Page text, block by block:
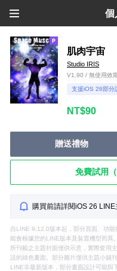
個
肌肉宇宙
Studio IRIS
V1.90 / 無使用效
支援iOS 26部分
NT$90
贈送禮物
免費試用
購買前請詳閱iOS 26 LINE
自LINE 9.12.0版本起，部分頁面、功
能會根據您的LINE版本及裝置機型而
所刊載之主題封面僅供示意，實際套用
設的綠色畫面。部分圖片僅供主題小舖
LINE非最新版本，部分畫面設計可能與